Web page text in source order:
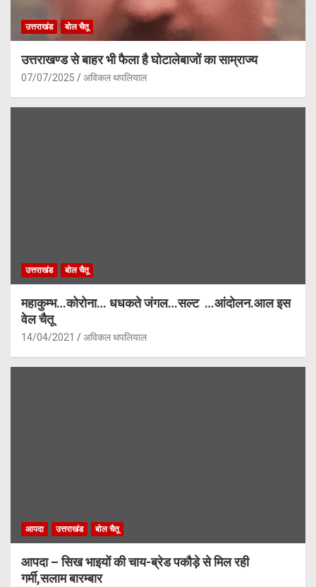
उत्तराखंड बोल चैतू
उत्तराखण्ड से बाहर भी फैला है घोटालेबाजों का साम्राज्य
07/07/2025 अविकल थपलियाल
उत्तराखंड बोल चैतू
महाकुम्भ…कोरोना… धधकते जंगल…सल्ट …आंदोलन.आल इस
वेल चैतू
14/04/2021 अविकल थपलियाल
आपदा उत्तराखंड बोल चैतू
आपदा – सिख भाइयों की चाय-ब्रेड पकौड़े से मिल रही
गर्मी,सलाम बारम्बार